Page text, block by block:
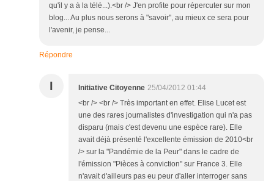
qu'il y a à la télé...).<br /> J'en profite pour répercuter sur mon
blog... Au plus nous serons à "savoir", au mieux ce sera pour
l'avenir, je pense...
Répondre
I Initiative Citoyenne 25/04/2012 01:44
<br /> <br /> Très important en effet. Elise Lucet est
une des rares journalistes d'investigation qui n'a pas
disparu (mais c'est devenu une espèce rare). Elle
avait déjà présenté l'excellente émission de 2010<br
/> sur la "Pandémie de la Peur" dans le cadre de
l'émission "Pièces à conviction" sur France 3. Elle
n'avait d'ailleurs pas eu peur d'aller interroger sans